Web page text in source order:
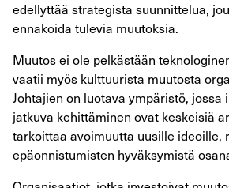
edellyttää strategista suunnittelua,
ennakoida tulevia muutoksia.
Muutos ei ole pelkästään
vaatii myös kulttuurista muutosta
Johtajien on luotava ympäristö, jossa
jatkuva kehittäminen ovat keskeisiä
tarkoittaa avoimuutta uusille ideoille,
epäonnistumisten hyväksymistä